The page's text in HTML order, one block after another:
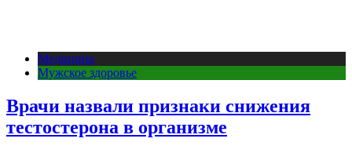
Медицина
Мужское здоровье
Врачи назвали признаки снижения
тестостерона в организме